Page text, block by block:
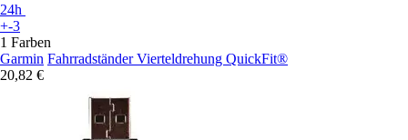
24h
+-3
1 Farben
Garmin Fahrradständer Vierteldrehung QuickFit®
20,82 €